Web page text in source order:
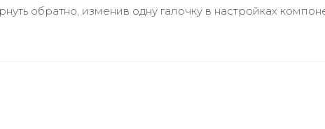
обратно, изменив одну галочку в настройках